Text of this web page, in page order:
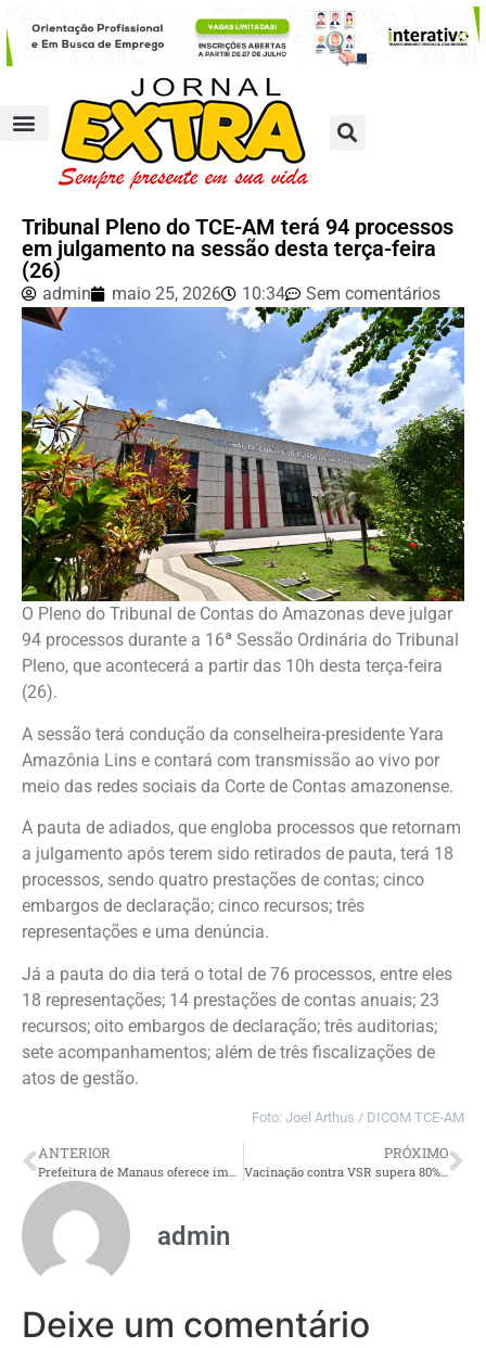
Tribunal Pleno do TCE-AM terá 94 processos
em julgamento na sessão desta terça-feira
(26)
admin maio 25, 2026 10:34 Sem comentários
O Pleno do Tribunal de Contas do Amazonas deve julgar
94 processos durante a 16ª Sessão Ordinária do Tribunal
Pleno, que acontecerá a partir das 10h desta terça-feira
(26).
A sessão terá condução da conselheira-presidente Yara
Amazônia Lins e contará com transmissão ao vivo por
meio das redes sociais da Corte de Contas amazonense.
A pauta de adiados, que engloba processos que retornam
a julgamento após terem sido retirados de pauta, terá 18
processos, sendo quatro prestações de contas; cinco
embargos de declaração; cinco recursos; três
representações e uma denúncia.
Já a pauta do dia terá o total de 76 processos, entre eles
18 representações; 14 prestações de contas anuais; 23
recursos; oito embargos de declaração; três auditorias;
sete acompanhamentos; além de três fiscalizações de
atos de gestão.
Foto: Joel Arthus / DICOM TCE-AM
ANTERIOR
Prefeitura de Manaus oferece implante subdérmico contraceptivo em 25 unidades de saúde
PRÓXIMO
Vacinação contra VSR supera 80% de cobertura entre gestantes no Amazonas, informa FVS-RCP
admin
Deixe um comentário